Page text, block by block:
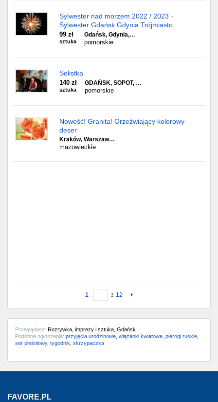
Sylwester nad morzem 2022 / 2023 -
Sylwester Gdańsk Gdynia Trójmiasto
99 zł
sztuka
Gdańsk, Gdynia,…
pomorskie
Solistka
140 zł
sztuka
GDAŃSK, SOPOT, …
pomorskie
Nowość! Granita! Orzeźwiający kolorowy
deser
Kraków, Warszaw…
mazowieckie
1 z 12
Przeglądasz: Rozrywka, imprezy i sztuka, Gdańsk
Podobne ogłoszenia: przyjęcia urodzinowe wiązanki kwiatowe pierogi ruskie
ser pleśniowy, tygodnik skrzypaczka
FAVORE.PL